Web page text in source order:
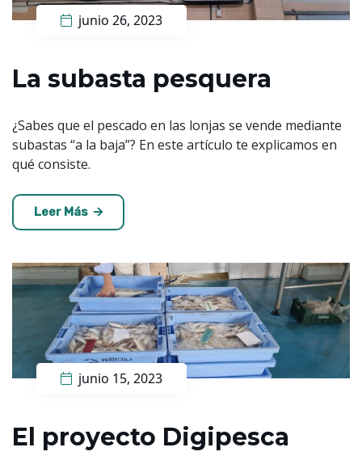
junio 26, 2023
La subasta pesquera
¿Sabes que el pescado en las lonjas se vende mediante
subastas “a la baja”? En este artículo te explicamos en
qué consiste.
Leer Más
junio 15, 2023
El proyecto Digipesca